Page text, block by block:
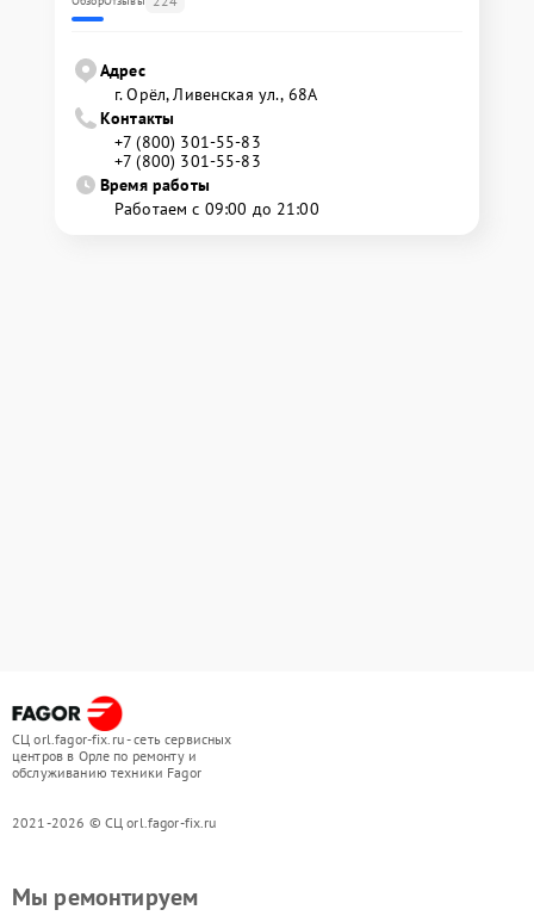
Адрес
г. Орёл, Ливенская ул., 68А
Контакты
+7 (800) 301-55-83
+7 (800) 301-55-83
Время работы
Работаем с 09:00 до 21:00
СЦ orl.fagor-fix.ru - сеть сервисных
центров в Орле по ремонту и
обслуживанию техники Fagor
2021-2026 © СЦ orl.fagor-fix.ru
Мы ремонтируем